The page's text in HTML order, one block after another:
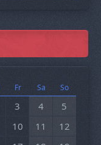
Fr Sa So
3 4
5
10 11
12